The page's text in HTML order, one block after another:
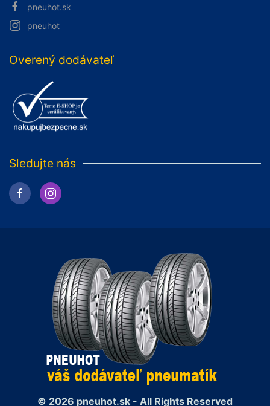
pneuhot.sk
pneuhot
Overený dodávateľ
Sledujte nás
© 2026 pneuhot.sk - All Rights Reserved